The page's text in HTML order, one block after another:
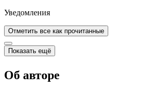
Уведомления
Отметить все как прочитанные
Показать ещё
Об авторе